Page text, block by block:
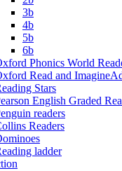
3b
4b
5b
6b
Phonics World
Read and Imagine
Stars
English Graded
readers
Readers
ladder